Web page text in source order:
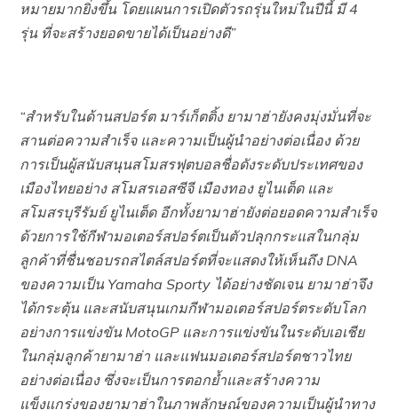
หมายมากยิ่งขึ้น โดยแผนการเปิดตัวรถรุ่นใหม่ในปีนี้ มี 4
รุ่น ที่จะสร้างยอดขายได้เป็นอย่างดี”
“สำหรับในด้านสปอร์ต มาร์เก็ตติ้ง ยามาฮ่ายังคงมุ่งมั่นที่จะ
สานต่อความสำเร็จ และความเป็นผู้นำอย่างต่อเนื่อง ด้วย
การเป็นผู้สนับสนุนสโมสรฟุตบอลชื่อดังระดับประเทศของ
เมืองไทยอย่าง สโมสรเอสซีจี เมืองทอง ยูไนเต็ด และ
สโมสรบุรีรัมย์ ยูไนเต็ด อีกทั้งยามาฮ่ายังต่อยอดความสำเร็จ
ด้วยการใช้กีฬามอเตอร์สปอร์ตเป็นตัวปลุกกระแสในกลุ่ม
ลูกค้าที่ชื่นชอบรถสไตล์สปอร์ตที่จะแสดงให้เห็นถึง DNA
ของความเป็น Yamaha Sporty ได้อย่างชัดเจน ยามาฮ่าจึง
ได้กระตุ้น และสนับสนุนเกมกีฬามอเตอร์สปอร์ตระดับโลก
อย่างการแข่งขัน MotoGP และการแข่งขันในระดับเอเชีย
ในกลุ่มลูกค้ายามาฮ่า และแฟนมอเตอร์สปอร์ตชาวไทย
อย่างต่อเนื่อง ซึ่งจะเป็นการตอกย้ำและสร้างความ
แข็งแกร่งของยามาฮ่าในภาพลักษณ์ของความเป็นผู้นำทาง